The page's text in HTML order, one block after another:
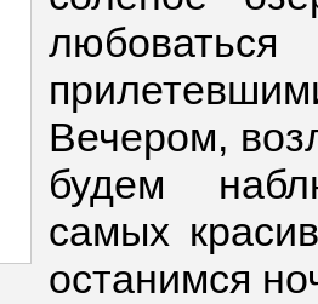
Вечером,
будем
самых
останимся